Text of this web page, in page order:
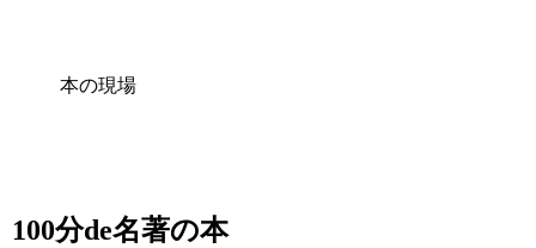
本の現場
100分de名著の本